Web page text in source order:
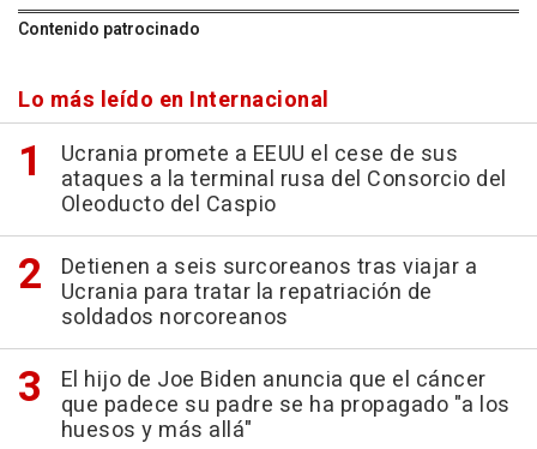
Contenido patrocinado
Lo más leído en Internacional
Ucrania promete a EEUU el cese de sus
ataques a la terminal rusa del Consorcio del
Oleoducto del Caspio
Detienen a seis surcoreanos tras viajar a
Ucrania para tratar la repatriación de
soldados norcoreanos
El hijo de Joe Biden anuncia que el cáncer
que padece su padre se ha propagado "a los
huesos y más allá"